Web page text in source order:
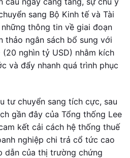
sang Bộ Kinh tế và Tài
thông tin về giai đoạn
thảo ngân sách bổ sung với
nghìn tỷ USD) nhằm kích
và đẩy nhanh quá trình phục
tư chuyển sang tích cực, sau
gần đây của Tổng thống Lee
kết cải cách hệ thống thuế
nghiệp chi trả cổ tức cao
dẫn của thị trường chứng